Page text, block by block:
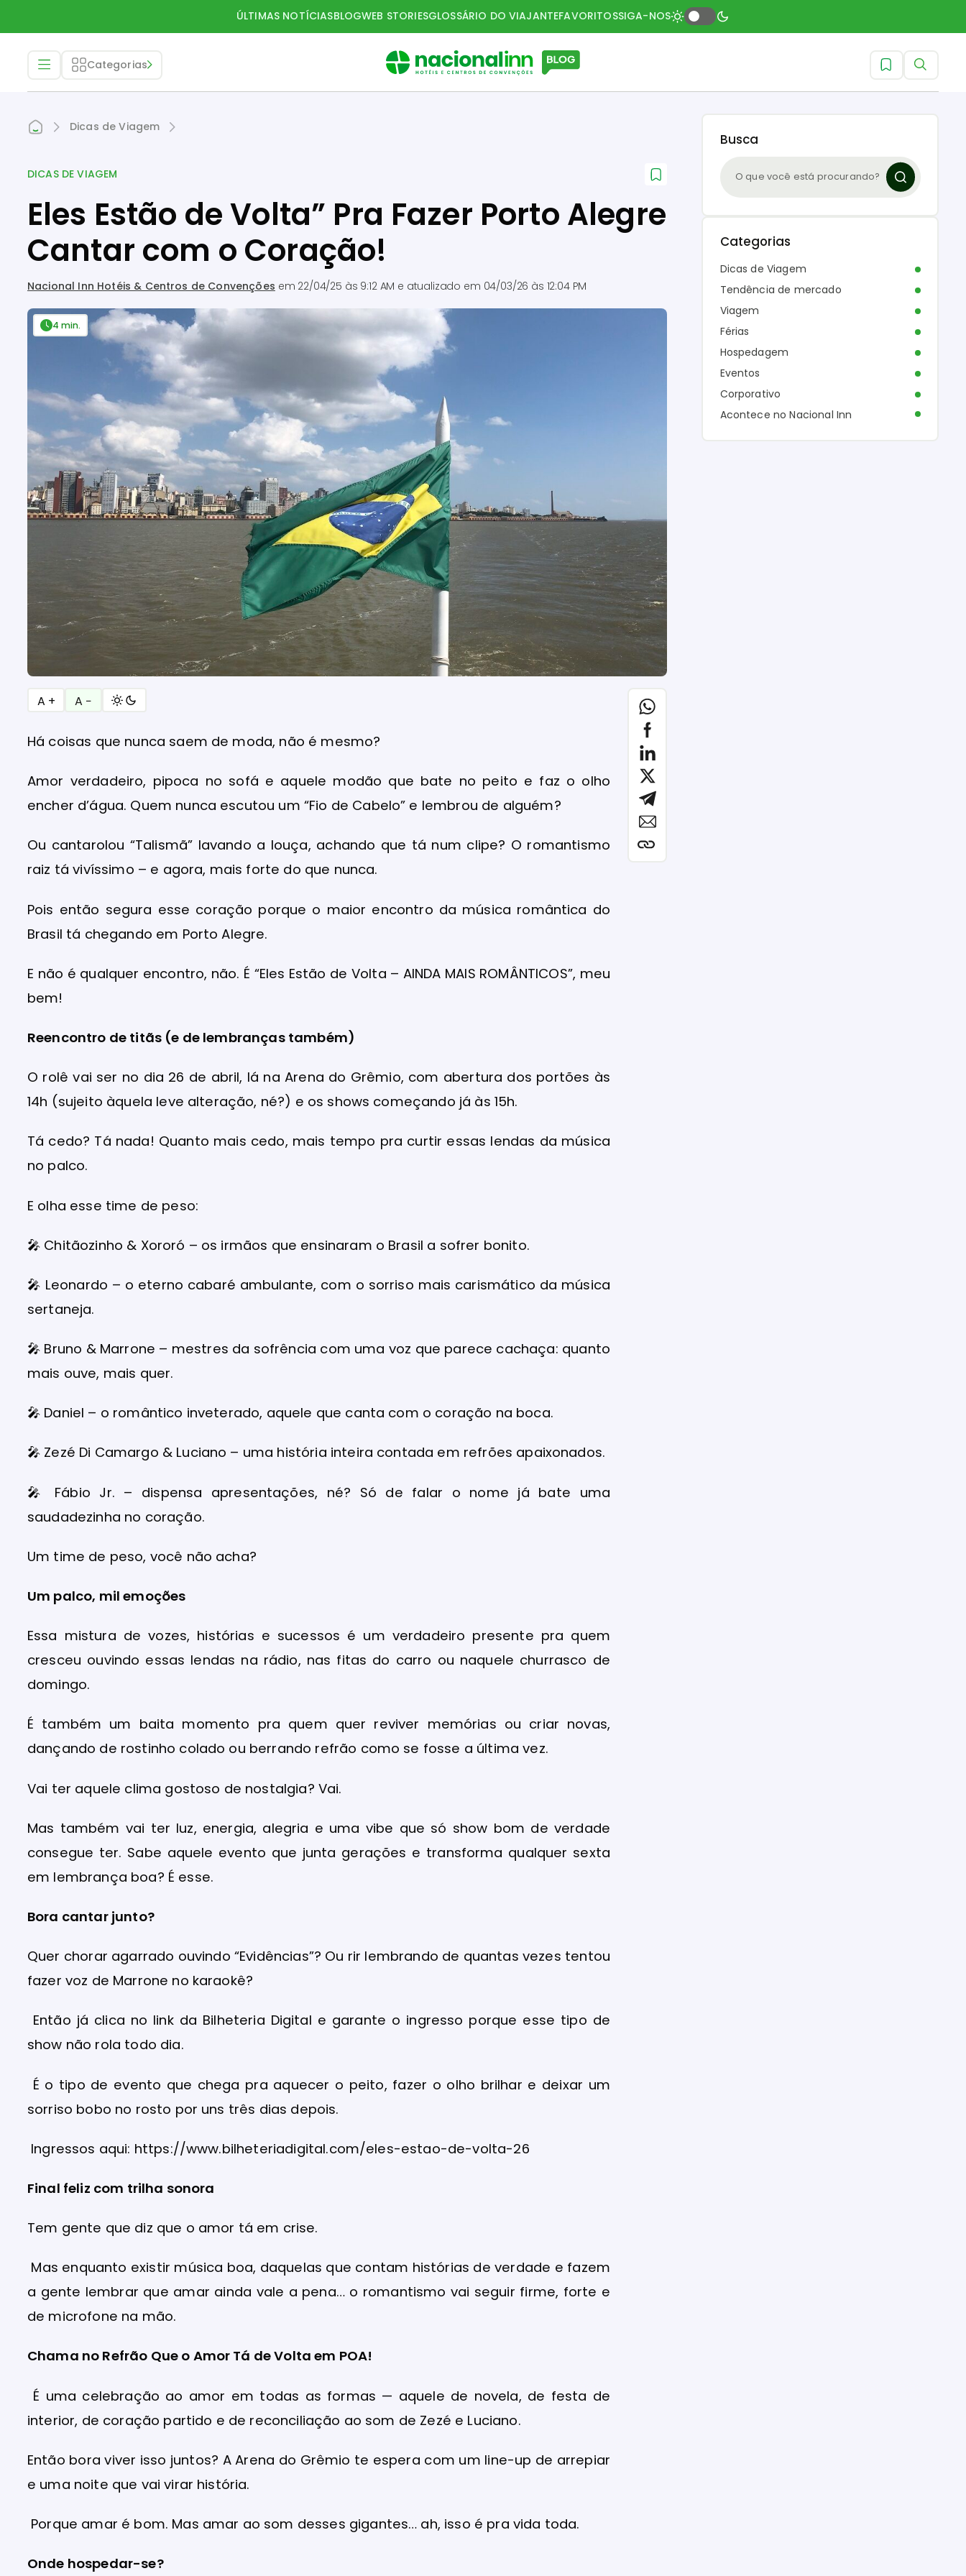
ÚLTIMAS NOTÍCIASBLOGWEB STORIESGLOSSÁRIO DO VIAJANTEFAVORITOSSIGA-NOS
Categorias
Dicas de Viagem
DICAS DE VIAGEM
Eles Estão de Volta” Pra Fazer Porto Alegre
Cantar com o Coração!
Nacional Inn Hotéis & Centros de Convenções em 22/04/25 às 9:12 AM e atualizado em 04/03/26 às 12:04 PM
4 min.
A + A −
Há coisas que nunca saem de moda, não é mesmo?
Amor verdadeiro, pipoca no sofá e aquele modão que bate no peito e faz o olho
encher d’água. Quem nunca escutou um “Fio de Cabelo” e lembrou de alguém?
Ou cantarolou “Talismã” lavando a louça, achando que tá num clipe? O romantismo
raiz tá vivíssimo – e agora, mais forte do que nunca.
Pois então segura esse coração porque o maior encontro da música romântica do
Brasil tá chegando em Porto Alegre.
E não é qualquer encontro, não. É “Eles Estão de Volta – AINDA MAIS ROMÂNTICOS”, meu
bem!
Reencontro de titãs (e de lembranças também)
O rolê vai ser no dia 26 de abril, lá na Arena do Grêmio, com abertura dos portões às
14h (sujeito àquela leve alteração, né?) e os shows começando já às 15h.
Tá cedo? Tá nada! Quanto mais cedo, mais tempo pra curtir essas lendas da música
no palco.
E olha esse time de peso:
🎤 Chitãozinho & Xororó – os irmãos que ensinaram o Brasil a sofrer bonito.
🎤 Leonardo – o eterno cabaré ambulante, com o sorriso mais carismático da música
sertaneja.
🎤 Bruno & Marrone – mestres da sofrência com uma voz que parece cachaça: quanto
mais ouve, mais quer.
🎤 Daniel – o romântico inveterado, aquele que canta com o coração na boca.
🎤 Zezé Di Camargo & Luciano – uma história inteira contada em refrões apaixonados.
🎤
Fábio Jr. – dispensa apresentações, né? Só de falar o nome já bate uma
saudadezinha no coração.
Um time de peso, você não acha?
Um palco, mil emoções
Essa mistura de vozes, histórias e sucessos é um verdadeiro presente pra quem
cresceu ouvindo essas lendas na rádio, nas fitas do carro ou naquele churrasco de
domingo.
É também um baita momento pra quem quer reviver memórias ou criar novas,
dançando de rostinho colado ou berrando refrão como se fosse a última vez.
Vai ter aquele clima gostoso de nostalgia? Vai.
Mas também vai ter luz, energia, alegria e uma vibe que só show bom de verdade
consegue ter. Sabe aquele evento que junta gerações e transforma qualquer sexta
em lembrança boa? É esse.
Bora cantar junto?
Quer chorar agarrado ouvindo “Evidências”? Ou rir lembrando de quantas vezes tentou
fazer voz de Marrone no karaokê?
Então já clica no link da Bilheteria Digital e garante o ingresso porque esse tipo de
show não rola todo dia.
É o tipo de evento que chega pra aquecer o peito, fazer o olho brilhar e deixar um
sorriso bobo no rosto por uns três dias depois.
Ingressos aqui: https://www.bilheteriadigital.com/eles-estao-de-volta-26
Final feliz com trilha sonora
Tem gente que diz que o amor tá em crise.
Mas enquanto existir música boa, daquelas que contam histórias de verdade e fazem
a gente lembrar que amar ainda vale a pena… o romantismo vai seguir firme, forte e
de microfone na mão.
Chama no Refrão Que o Amor Tá de Volta em POA!
É uma celebração ao amor em todas as formas — aquele de novela, de festa de
interior, de coração partido e de reconciliação ao som de Zezé e Luciano.
Então bora viver isso juntos? A Arena do Grêmio te espera com um line-up de arrepiar
e uma noite que vai virar história.
Porque amar é bom. Mas amar ao som desses gigantes… ah, isso é pra vida toda.
Onde hospedar-se?
Busca
Categorias
Dicas de Viagem
Tendência de mercado
Viagem
Férias
Hospedagem
Eventos
Corporativo
Acontece no Nacional Inn